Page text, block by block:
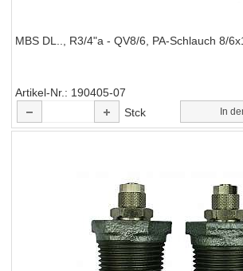
MBS DL.., R3/4"a - QV8/6, PA-Schlauch 8/
Artikel-Nr.
190405-07
Stck
In